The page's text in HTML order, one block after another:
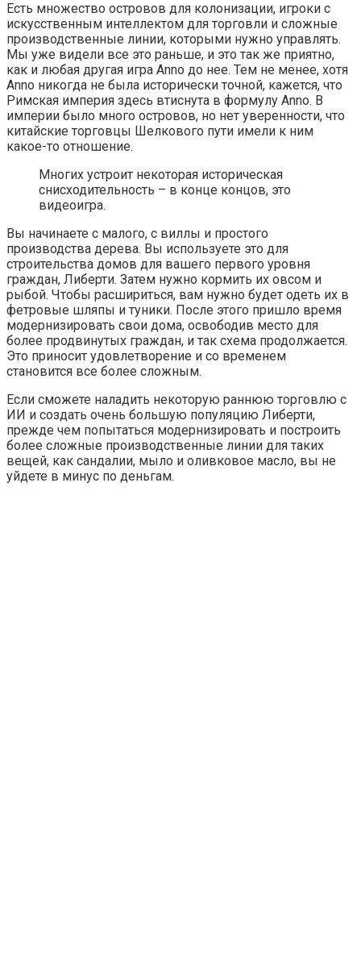
Есть множество островов для колонизации, игроки с
искусственным интеллектом для торговли и сложные
производственные линии, которыми нужно управлять.
Мы уже видели все это раньше, и это так же приятно,
как и любая другая игра Anno до нее. Тем не менее, хотя
Anno никогда не была исторически точной, кажется, что
Римская империя здесь втиснута в формулу Anno. В
империи было много островов, но нет уверенности, что
китайские торговцы Шелкового пути имели к ним
какое-то отношение.
Многих устроит некоторая историческая
снисходительность – в конце концов, это
видеоигра.
Вы начинаете с малого, с виллы и простого
производства дерева. Вы используете это для
строительства домов для вашего первого уровня
граждан, Либерти. Затем нужно кормить их овсом и
рыбой. Чтобы расшириться, вам нужно будет одеть их в
фетровые шляпы и туники. После этого пришло время
модернизировать свои дома, освободив место для
более продвинутых граждан, и так схема продолжается.
Это приносит удовлетворение и со временем
становится все более сложным.
Если сможете наладить некоторую раннюю торговлю с
ИИ и создать очень большую популяцию Либерти,
прежде чем попытаться модернизировать и построить
более сложные производственные линии для таких
вещей, как сандалии, мыло и оливковое масло, вы не
уйдете в минус по деньгам.